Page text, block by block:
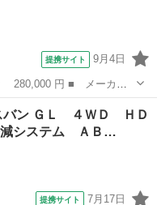
提携サイト 9月4日
レード名： プラタナ
ドア 助手席側ピラーレ
バン ＧＬ ４ＷＤ ＨＤ
システム ＡＢ…
提携サイト 7月17日